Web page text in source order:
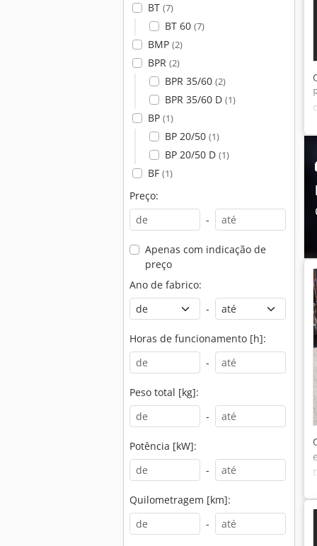
BT (7)
BT 60 (7)
BMP (2)
BPR (2)
BPR 35/60 (2)
BPR 35/60 D (1)
BP (1)
BP 20/50 (1)
BP 20/50 D (1)
BF (1)
Preço:
-
Apenas com indicação de
preço
Ano de fabrico:
-
Horas de funcionamento [h]:
-
Peso total [kg]:
-
Potência [kW]:
-
Quilometragem [km]:
-